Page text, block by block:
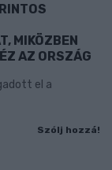
MIKÖZBEN
AZ ORSZÁG
el a
Szólj hozzá!